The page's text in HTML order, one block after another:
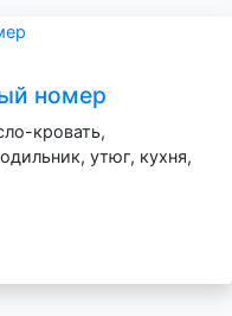
номер
кровать,
утюг, кухня,